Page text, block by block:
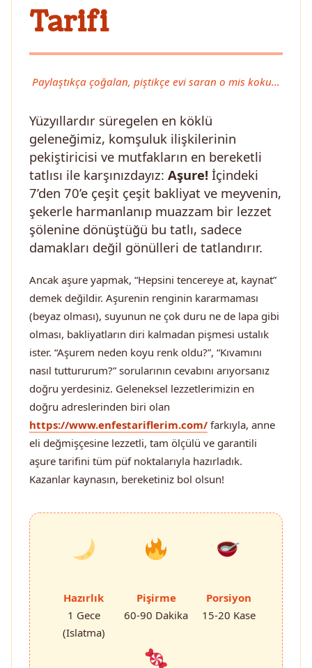
Tarifi
Paylaştıkça çoğalan, piştikçe evi saran o mis koku…
Yüzyıllardır süregelen en köklü
geleneğimiz, komşuluk ilişkilerinin
pekiştiricisi ve mutfakların en bereketli
tatlısı ile karşınızdayız: Aşure! İçindeki
7’den 70’e çeşit çeşit bakliyat ve meyvenin,
şekerle harmanlanıp muazzam bir lezzet
şölenine dönüştüğü bu tatlı, sadece
damakları değil gönülleri de tatlandırır.
Ancak aşure yapmak, “Hepsini tencereye at, kaynat”
demek değildir. Aşurenin renginin kararmaması
(beyaz olması), suyunun ne çok duru ne de lapa gibi
olması, bakliyatların diri kalmadan pişmesi ustalık
ister. “Aşurem neden koyu renk oldu?”, “Kıvamını
nasıl tuttururum?” sorularının cevabını arıyorsanız
doğru yerdesiniz. Geleneksel lezzetlerimizin en
doğru adreslerinden biri olan
https://www.enfestariflerim.com/ farkıyla, anne
eli değmişçesine lezzetli, tam ölçülü ve garantili
aşure tarifini tüm püf noktalarıyla hazırladık.
Kazanlar kaynasın, bereketiniz bol olsun!
Hazırlık
1 Gece
(Islatma)
Pişirme
60-90 Dakika
Porsiyon
15-20 Kase